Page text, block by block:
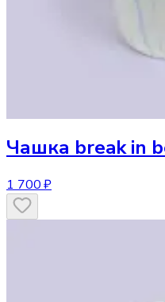
Чашка break in
1 700 ₽